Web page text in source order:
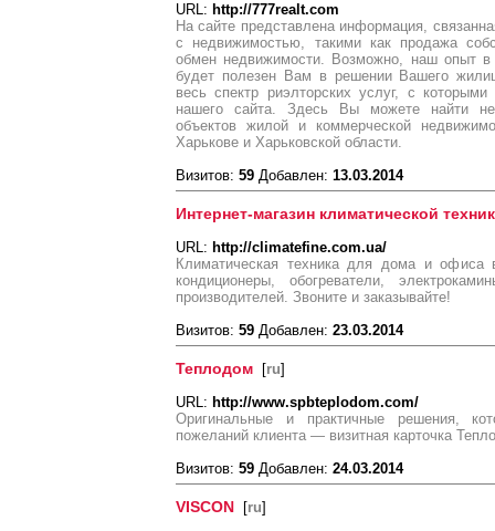
URL: http://777realt.com
На сайте представлена информация,
с недвижимостью, такими как продажа
обмен недвижимости. Возможно, наш опыт
будет полезен Вам в решении Вашего
весь спектр риэлторских услуг, с
нашего сайта. Здесь Вы можете найти
объектов жилой и коммерческой
Харькове и Харьковской области.
Визитов: 59 Добавлен: 13.03.2014
Интернет-магазин климатической
URL: http://climatefine.com.ua/
Климатическая техника для дома и
кондиционеры, обогреватели,
производителей. Звоните и заказывайте!
Визитов: 59 Добавлен: 23.03.2014
Теплодом [ru]
URL: http://www.spbteplodom.com/
Оригинальные и практичные решения,
пожеланий клиента — визитная карточка
Визитов: 59 Добавлен: 24.03.2014
VISCON [ru]